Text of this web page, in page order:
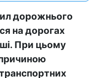
дорожнього
на дорогах
При цьому